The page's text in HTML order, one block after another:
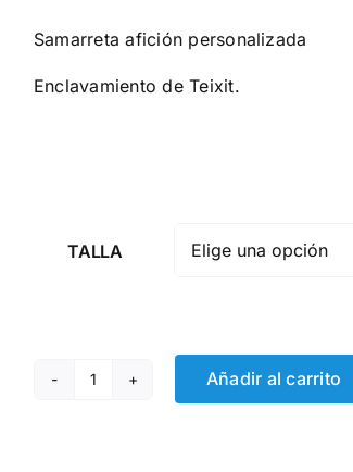
Samarreta afición personalizada
Enclavamiento de Teixit.
TALLA
Samarreta
Añadir al carrito